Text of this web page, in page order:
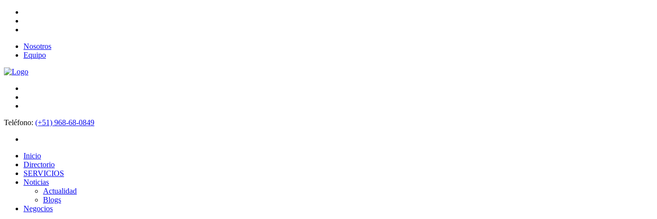
Nosotros
Equipo
Teléfono: (+51) 968-68-0849
Inicio
Directorio
SERVICIOS
Noticias
Actualidad
Blogs
Negocios